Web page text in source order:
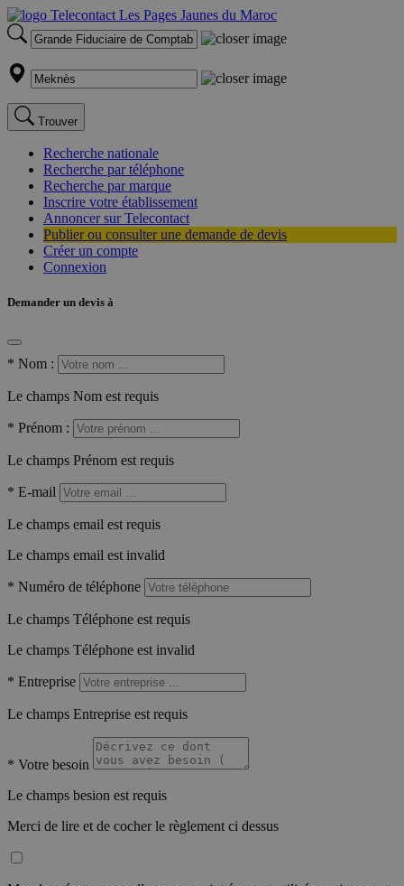
Trouver
Recherche nationale
Recherche par téléphone
Recherche par marque
Inscrire votre établissement
Annoncer sur Telecontact
Publier ou consulter une demande de devis
Créer un compte
Connexion
Demander un devis à
* Nom :
Le champs Nom est requis
* Prénom :
Le champs Prénom est requis
* E-mail
Le champs email est requis
Le champs email est invalid
* Numéro de téléphone
Le champs Téléphone est requis
Le champs Téléphone est invalid
* Entreprise
Le champs Entreprise est requis
* Votre besoin
Le champs besion est requis
Merci de lire et de cocher le règlement ci dessus